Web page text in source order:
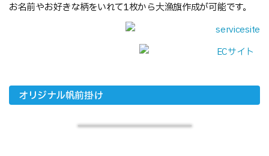
お名前やお好きな柄をいれて1枚から大漁旗作成が可能です。
オリジナル帆前掛け